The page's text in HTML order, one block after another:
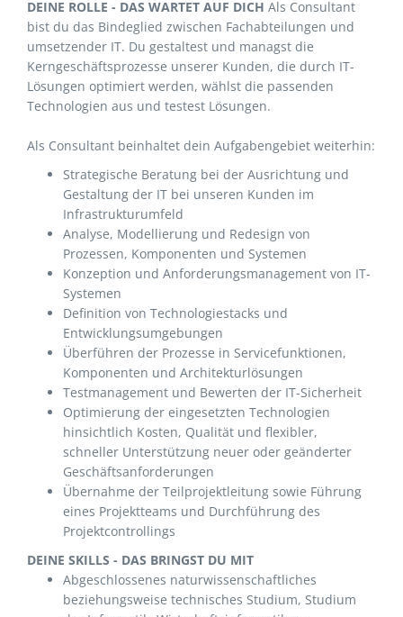
DEINE ROLLE - DAS WARTET AUF DICH Als Consultant
bist du das Bindeglied zwischen Fachabteilungen und
umsetzender IT. Du gestaltest und managst die
Kerngeschäftsprozesse unserer Kunden, die durch IT-
Lösungen optimiert werden, wählst die passenden
Technologien aus und testest Lösungen.
Als Consultant beinhaltet dein Aufgabengebiet weiterhin:
Strategische Beratung bei der Ausrichtung und
Gestaltung der IT bei unseren Kunden im
Infrastrukturumfeld
Analyse, Modellierung und Redesign von
Prozessen, Komponenten und Systemen
Konzeption und Anforderungsmanagement von IT-
Systemen
Definition von Technologiestacks und
Entwicklungsumgebungen
Überführen der Prozesse in Servicefunktionen,
Komponenten und Architekturlösungen
Testmanagement und Bewerten der IT-Sicherheit
Optimierung der eingesetzten Technologien
hinsichtlich Kosten, Qualität und flexibler,
schneller Unterstützung neuer oder geänderter
Geschäftsanforderungen
Übernahme der Teilprojektleitung sowie Führung
eines Projektteams und Durchführung des
Projektcontrollings
DEINE SKILLS - DAS BRINGST DU MIT
Abgeschlossenes naturwissenschaftliches
beziehungsweise technisches Studium, Studium